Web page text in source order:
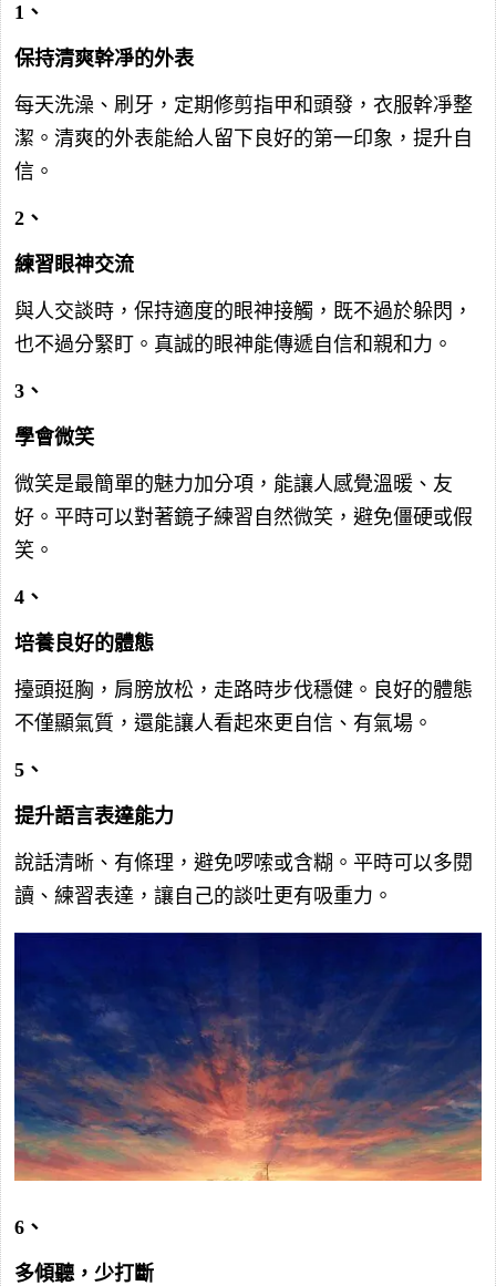
1、
保持清爽幹凈的外表
每天洗澡、刷牙，定期修剪指甲和頭發，衣服幹凈整
潔。清爽的外表能給人留下良好的第一印象，提升自
信。
2、
練習眼神交流
與人交談時，保持適度的眼神接觸，既不過於躲閃，
也不過分緊盯。真誠的眼神能傳遞自信和親和力。
3、
學會微笑
微笑是最簡單的魅力加分項，能讓人感覺溫暖、友
好。平時可以對著鏡子練習自然微笑，避免僵硬或假
笑。
4、
培養良好的體態
擡頭挺胸，肩膀放松，走路時步伐穩健。良好的體態
不僅顯氣質，還能讓人看起來更自信、有氣場。
5、
提升語言表達能力
說話清晰、有條理，避免啰嗦或含糊。平時可以多閱
讀、練習表達，讓自己的談吐更有吸重力。
6、
多傾聽，少打斷